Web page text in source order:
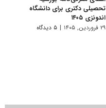
تحصیلی دکتری برای دانشگاه
اندونزی ۱۴۰۵
۲۹ فروردین, ۱۴۰۵ | ۵ دیدگاه